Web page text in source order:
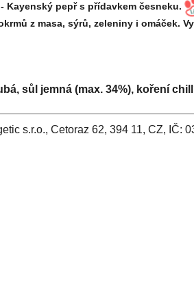
Kayenský pepř s přídavkem česneku.
z masa, sýrů, zeleniny i omáček.
sůl jemná (max. 34%), koření
s.r.o., Cetoraz 62, 394 11, CZ, IČ: